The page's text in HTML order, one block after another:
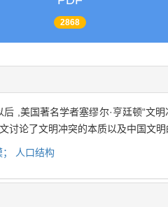
2868
后 ,美国著名学者塞缪尔·亨廷顿“文
讨论了文明冲突的本质以及中国文
人口结构